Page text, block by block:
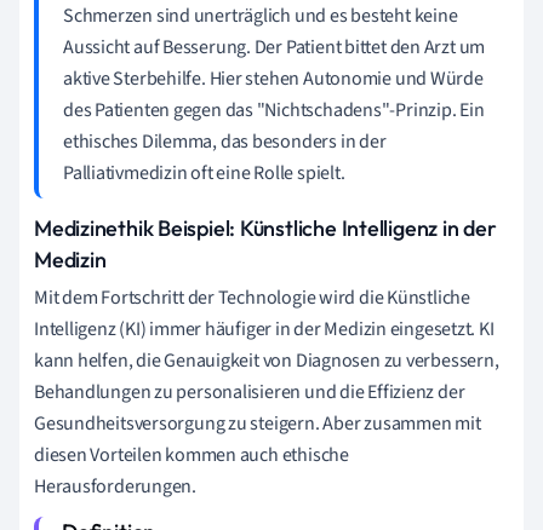
Schmerzen sind unerträglich und es besteht keine
Aussicht auf Besserung. Der Patient bittet den Arzt um
aktive Sterbehilfe. Hier stehen Autonomie und Würde
des Patienten gegen das "Nichtschadens"-Prinzip. Ein
ethisches Dilemma, das besonders in der
Palliativmedizin oft eine Rolle spielt.
Medizinethik Beispiel: Künstliche Intelligenz in der
Medizin
Mit dem Fortschritt der Technologie wird die Künstliche
Intelligenz (KI) immer häufiger in der Medizin eingesetzt. KI
kann helfen, die Genauigkeit von Diagnosen zu verbessern,
Behandlungen zu personalisieren und die Effizienz der
Gesundheitsversorgung zu steigern. Aber zusammen mit
diesen Vorteilen kommen auch ethische
Herausforderungen.